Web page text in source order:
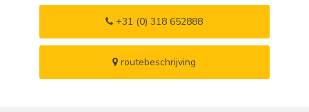
+31 (0) 318 652888
routebeschrijving